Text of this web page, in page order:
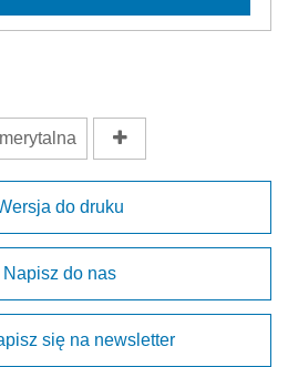
do druku
Napisz do nas
się na newsletter